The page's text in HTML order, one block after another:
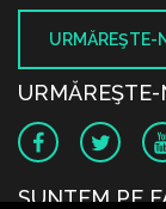
URMĂREŞTE-
URMĂREŞTE-
SUNTEM PE